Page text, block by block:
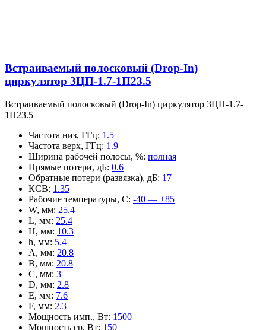
Встраиваемый полосковый (Drop-In)
циркулятор 3ЦП-1.7-1П23.5
Встраиваемый полосковый (Drop-In) циркулятор 3ЦП-1.7-
1П23.5
Частота низ, ГГц: 1.5
Частота верх, ГГц: 1.9
Ширина рабочей полосы, %: полная
Прямые потери, дБ: 0.6
Обратные потери (развязка), дБ: 17
КСВ: 1.35
Рабочие температуры, С: -40 — +85
W, мм: 25.4
L, мм: 25.4
H, мм: 10.3
h, мм: 5.4
A, мм: 20.8
B, мм: 20.8
C, мм: 3
D, мм: 2.8
E, мм: 7.6
F, мм: 2.3
Мощность имп., Вт: 1500
Мощность ср, Вт: 150